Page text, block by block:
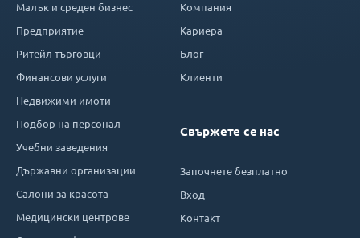
Малък и среден бизнес
Предприятие
Ритейл търговци
Финансови услуги
Недвижими имоти
Подбор на персонал
Учебни заведения
Държавни организации
Салони за красота
Медицински центрове
Компания
Кариера
Блог
Клиенти
Свържете се нас
Започнете безплатно
Вход
Контакт